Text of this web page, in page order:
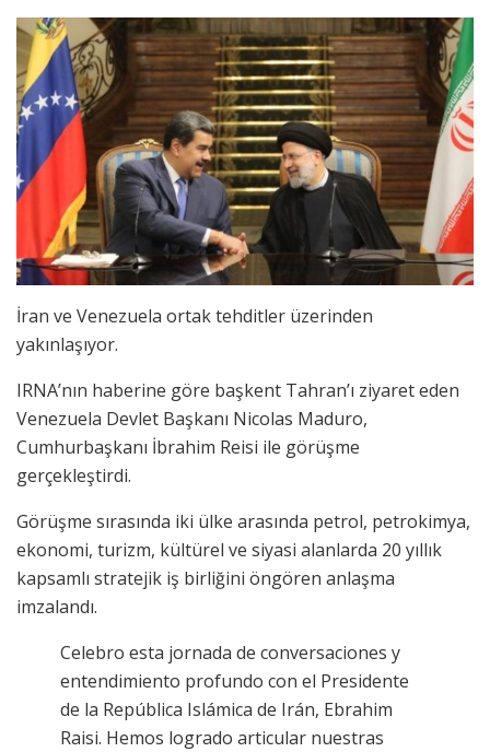
İran ve Venezuela ortak tehditler üzerinden
yakınlaşıyor.
IRNA’nın haberine göre başkent Tahran’ı ziyaret eden
Venezuela Devlet Başkanı Nicolas Maduro,
Cumhurbaşkanı İbrahim Reisi ile görüşme
gerçekleştirdi.
Görüşme sırasında iki ülke arasında petrol, petrokimya,
ekonomi, turizm, kültürel ve siyasi alanlarda 20 yıllık
kapsamlı stratejik iş birliğini öngören anlaşma
imzalandı.
Celebro esta jornada de conversaciones y
entendimiento profundo con el Presidente
de la República Islámica de Irán, Ebrahim
Raisi. Hemos logrado articular nuestras